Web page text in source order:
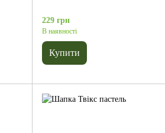
229 грн
В наявності
Купити